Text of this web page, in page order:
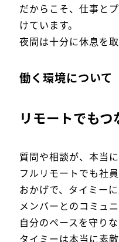
だからこそ、仕事と
けています。
夜間は十分に休息を
働く環境について
リモートでも
質問や相談が、本当
フルリモートでも社
おかげで、タイミー
メンバーとのコミュ
自分のペースを守り
タイミーは本当に素敵